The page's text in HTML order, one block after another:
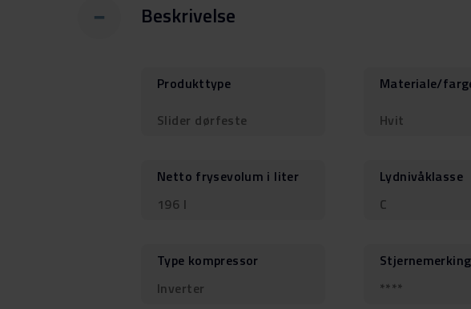
Beskrivelse
Produkttype
Slider dørfeste
Materiale/
Hvit
Netto frysevolum i liter
196 l
Lydnivåklasse
C
Type kompressor
Inverter
Stjernemerking
****